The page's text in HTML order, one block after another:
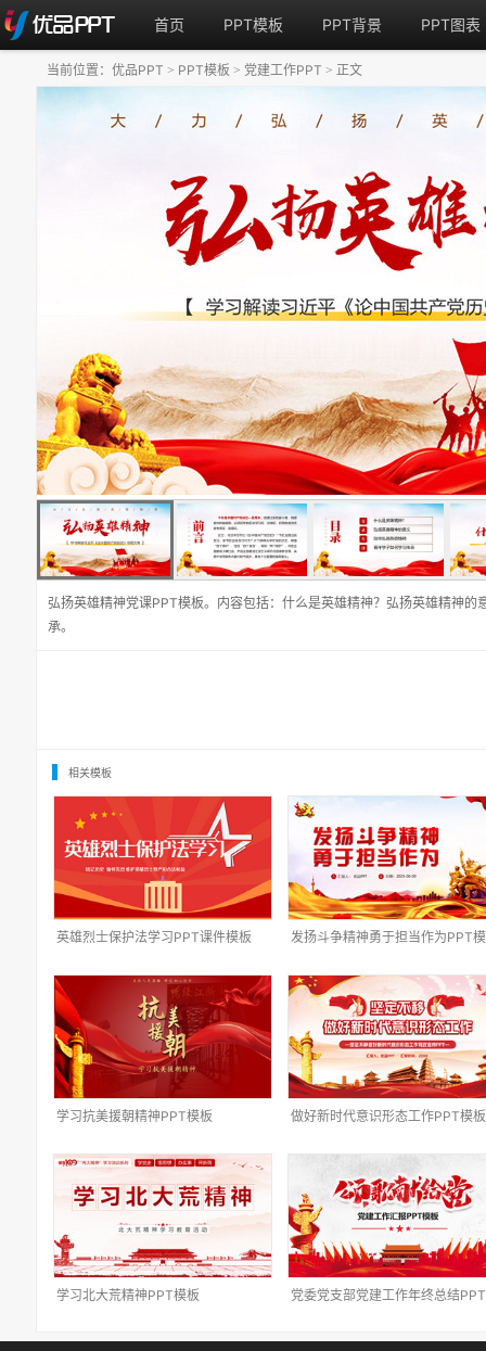
首页 PPT模板 PPT背景 PPT图表
弘扬英雄精神党课PPT模板。内容包括：什么是英雄精神？弘扬英雄精神
承。
当前位置： 优品PPT > PPT模板 > 党建工作PPT > 正文
相关模板
英雄烈士保护法学习PPT课件模板 发扬斗争精神勇于担当作为PPT
学习抗美援朝精神PPT模板 做好新时代意识形态工作PPT模板
学习北大荒精神PPT模板
党委党支部党建工作年终总结